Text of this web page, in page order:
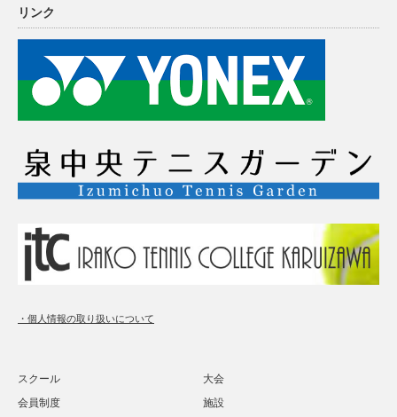
リンク
・個人情報の取り扱いについて
スクール
大会
会員制度
施設